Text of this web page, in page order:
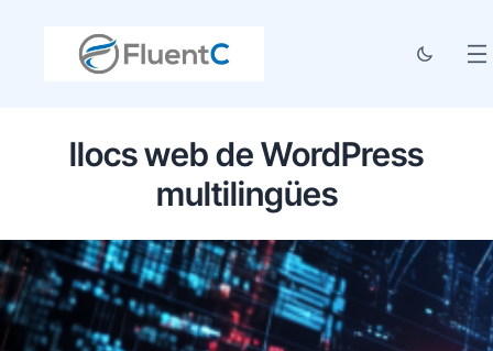
llocs web de WordPress
multilingües